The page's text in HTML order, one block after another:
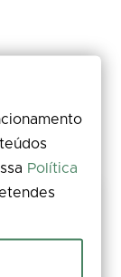
Política